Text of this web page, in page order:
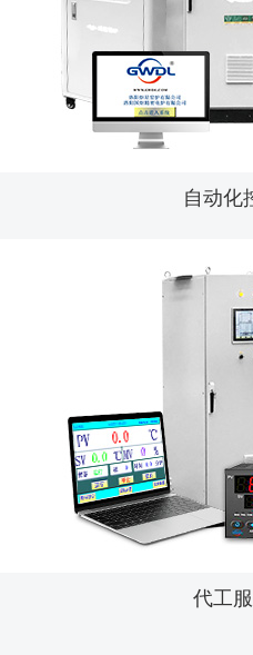
自动化
代工